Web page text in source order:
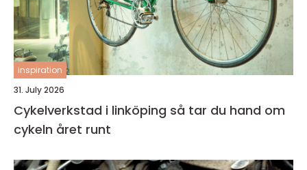
inspiration
31. July 2026
Cykelverkstad i linköping så tar du hand om
cykeln året runt